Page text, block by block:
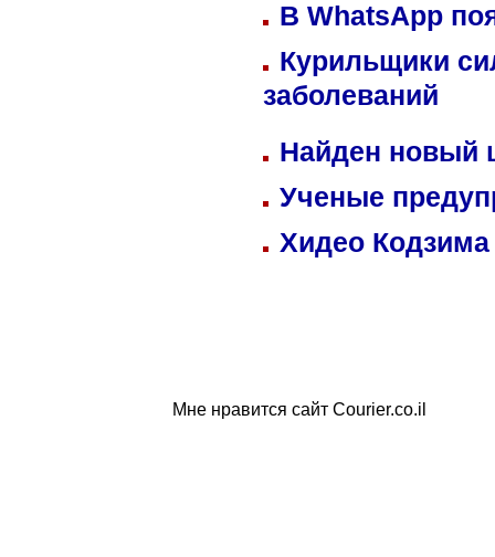
В WhatsApp
Курильщики
заболеваний
Найден
Ученые
Хидео
Мне нравится сайт Courier.co.il